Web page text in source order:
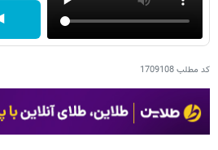
کد مطلب1709108